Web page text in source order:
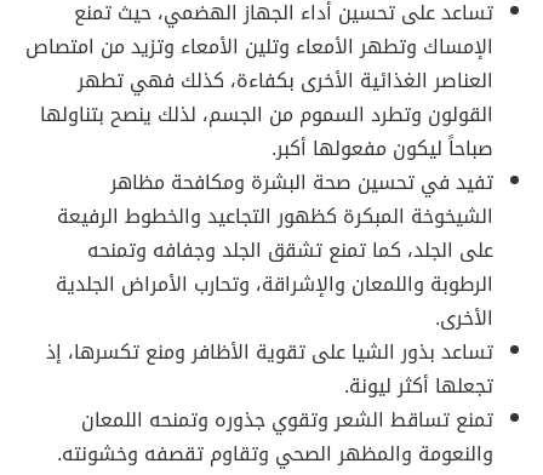
تساعد على تحسين أداء الجهاز الهضمي، حيث تمنع
الإمساك وتطهر الأمعاء وتلين الأمعاء وتزيد من امتصاص
العناصر الغذائية الأخرى بكفاءة، كذلك فهي تطهر
القولون وتطرد السموم من الجسم، لذلك ينصح بتناولها
صباحاً ليكون مفعولها أكبر.
تفيد في تحسين صحة البشرة ومكافحة مظاهر
الشيخوخة المبكرة كظهور التجاعيد والخطوط الرفيعة
على الجلد، كما تمنع تشقق الجلد وجفافه وتمنحه
الرطوبة واللمعان والإشراقة، وتحارب الأمراض الجلدية
الأخرى.
تساعد بذور الشيا على تقوية الأظافر ومنع تكسرها، إذ
تجعلها أكثر ليونة.
تمنع تساقط الشعر وتقوي جذوره وتمنحه اللمعان
والنعومة والمظهر الصحي وتقاوم تقصفه وخشونته.